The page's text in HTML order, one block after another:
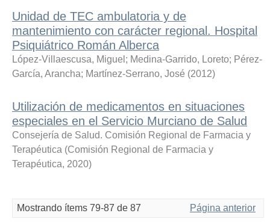
Unidad de TEC ambulatoria y de
mantenimiento con carácter regional. Hospital
Psiquiátrico Román Alberca
López-Villaescusa, Miguel ; Medina-Garrido, Loreto; Pérez-
García, Arancha; Martínez-Serrano, José (2012)
Utilización de medicamentos en situaciones
especiales en el Servicio Murciano de Salud
Consejería de Salud. Comisión Regional de Farmacia y
Terapéutica (Comisión Regional de Farmacia y
Terapéutica, 2020)
Mostrando ítems 79-87 de 87 Página anterior